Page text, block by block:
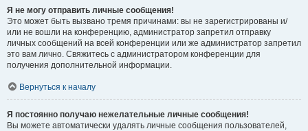
Я не могу отправить личные сообщения!
Это может быть вызвано тремя причинами: вы не зарегистрированы и/
или не вошли на конференцию, администратор запретил отправку
личных сообщений на всей конференции или же администратор запретил
это вам лично. Свяжитесь с администратором конференции для
получения дополнительной информации.
Вернуться к началу
Я постоянно получаю нежелательные личные сообщения!
Вы можете автоматически удалять личные сообщения пользователей,